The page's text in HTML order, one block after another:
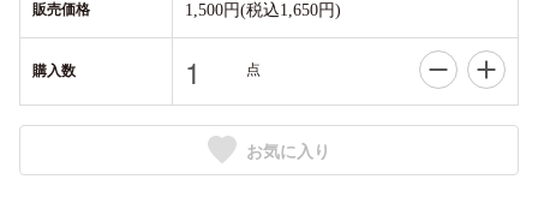
販売価格 1,500円(税込1,650円)
購入数 点
お気に入り